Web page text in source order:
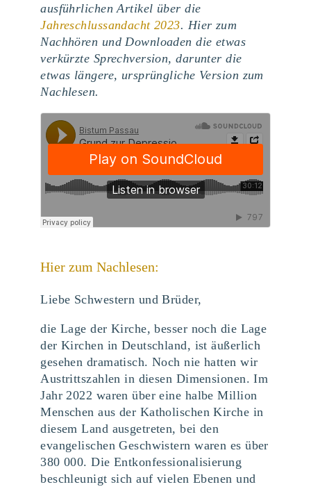
ausführlichen Artikel über die
Jahreschlussandacht 2023. Hier zum
Nachhören und Downloaden die etwas
verkürzte Sprechversion, darunter die
etwas längere, ursprüngliche Version zum
Nachlesen.
Hier zum Nachlesen:
Liebe Schwestern und Brüder,
die Lage der Kirche, besser noch die Lage
der Kirchen in Deutschland, ist äußerlich
gesehen dramatisch. Noch nie hatten wir
Austrittszahlen in diesen Dimensionen. Im
Jahr 2022 waren über eine halbe Million
Menschen aus der Katholischen Kirche in
diesem Land ausgetreten, bei den
evangelischen Geschwistern waren es über
380 000. Die Entkonfessionalisierung
beschleunigt sich auf vielen Ebenen und